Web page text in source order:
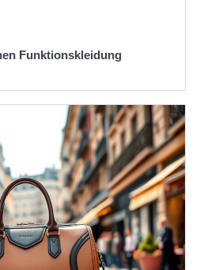
Funktionskleidung